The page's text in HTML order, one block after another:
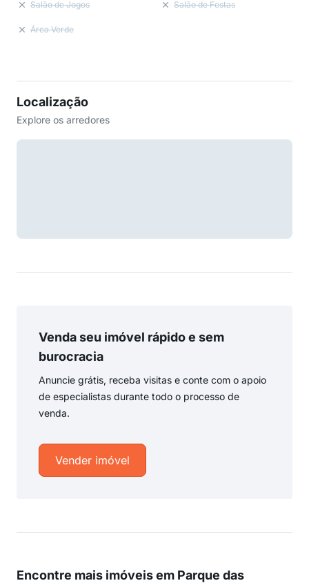
Salão de Jogos Salão de Festas
Área Verde
Localização
Explore os arredores
Venda seu imóvel rápido e sem
burocracia
Anuncie grátis, receba visitas e conte com o apoio
de especialistas durante todo o processo de
venda.
Vender imóvel
Encontre mais imóveis em Parque das